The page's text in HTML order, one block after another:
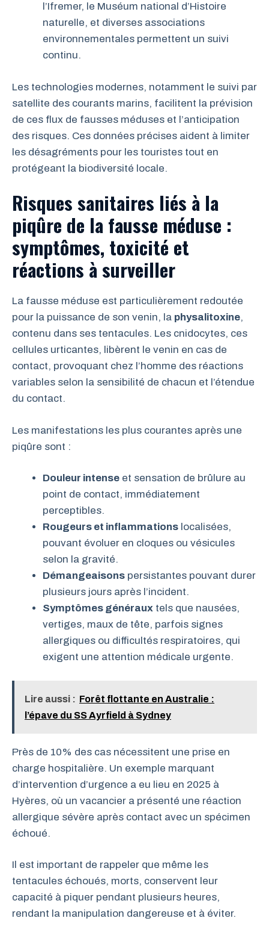
l’Ifremer, le Muséum national d’Histoire
naturelle, et diverses associations
environnementales permettent un suivi
continu.
Les technologies modernes, notamment le suivi par
satellite des courants marins, facilitent la prévision
de ces flux de fausses méduses et l’anticipation
des risques. Ces données précises aident à limiter
les désagréments pour les touristes tout en
protégeant la biodiversité locale.
Risques sanitaires liés à la
piqûre de la fausse méduse :
symptômes, toxicité et
réactions à surveiller
La fausse méduse est particulièrement redoutée
pour la puissance de son venin, la physalitoxine,
contenu dans ses tentacules. Les cnidocytes, ces
cellules urticantes, libèrent le venin en cas de
contact, provoquant chez l’homme des réactions
variables selon la sensibilité de chacun et l’étendue
du contact.
Les manifestations les plus courantes après une
piqûre sont :
Douleur intense et sensation de brûlure au
point de contact, immédiatement
perceptibles.
Rougeurs et inflammations localisées,
pouvant évoluer en cloques ou vésicules
selon la gravité.
Démangeaisons persistantes pouvant durer
plusieurs jours après l’incident.
Symptômes généraux tels que nausées,
vertiges, maux de tête, parfois signes
allergiques ou difficultés respiratoires, qui
exigent une attention médicale urgente.
Lire aussi : Forêt flottante en Australie :
l’épave du SS Ayrfield à Sydney
Près de 10% des cas nécessitent une prise en
charge hospitalière. Un exemple marquant
d’intervention d’urgence a eu lieu en 2025 à
Hyères, où un vacancier a présenté une réaction
allergique sévère après contact avec un spécimen
échoué.
Il est important de rappeler que même les
tentacules échoués, morts, conservent leur
capacité à piquer pendant plusieurs heures,
rendant la manipulation dangereuse et à éviter.